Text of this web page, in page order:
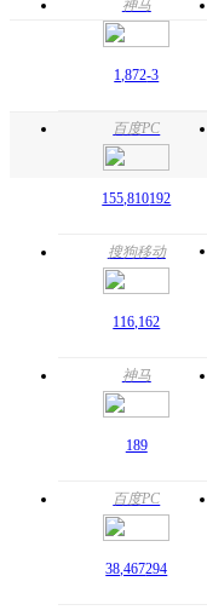
神马
1,872-3
百度PC
155,810192
搜狗移动
116,162
神马
189
百度PC
38,467294